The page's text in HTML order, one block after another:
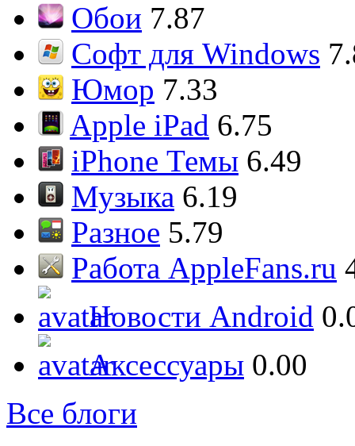
Обои 7.87
Софт для Windows
Юмор 7.33
Apple iPad 6.75
iPhone Темы 6.49
Музыка 6.19
Разное 5.79
Работа AppleFans.ru
Новости Android
Аксессуары 0.00
Все блоги